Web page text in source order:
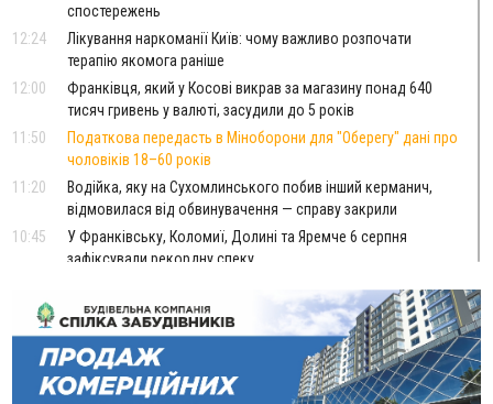
спостережень
12:24
Лікування наркоманії Київ: чому важливо розпочати
терапію якомога раніше
12:00
Франківця, який у Косові викрав за магазину понад 640
тисяч гривень у валюті, засудили до 5 років
11:50
Податкова передасть в Міноборони для "Оберегу" дані про
чоловіків 18–60 років
11:20
Водійка, яку на Сухомлинського побив інший керманич,
відмовилася від обвинувачення — справу закрили
10:45
У Франківську, Коломиї, Долині та Яремче 6 серпня
зафіксували рекордну спеку
Змушував надсилати інтимні фото: на Прикарпатті
затримали підозрюваного у розбещенні малолітньої
09:22
АМКУ розпочав справу проти Гвіздецької селищної ради
через різні ставки земельного податку
08:54
Синоптики попереджають про значний дощ на Прикарпатті